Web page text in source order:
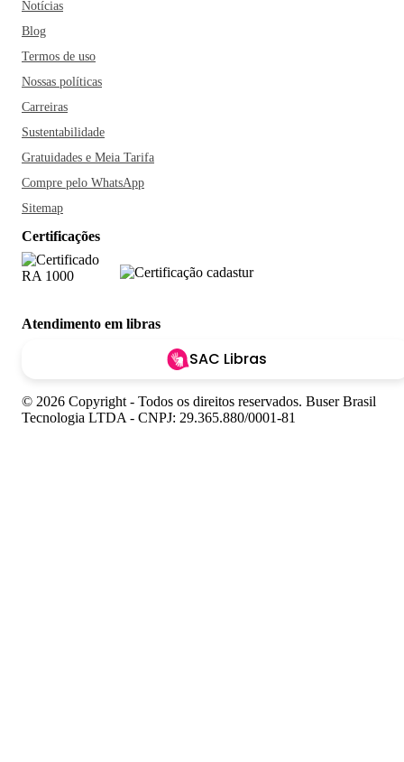
Notícias
Blog
Termos de uso
Nossas políticas
Carreiras
Sustentabilidade
Gratuidades e Meia Tarifa
Compre pelo WhatsApp
Sitemap
Certificações
Atendimento em libras
SAC Libras
© 2026 Copyright - Todos os direitos reservados. Buser Brasil
Tecnologia LTDA - CNPJ: 29.365.880/0001-81